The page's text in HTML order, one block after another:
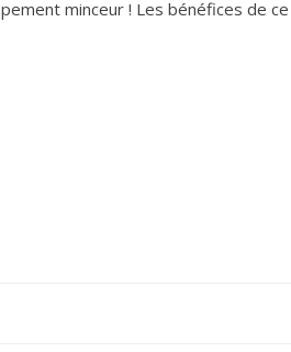
minceur ! Les bénéfices de